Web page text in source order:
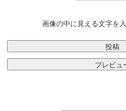
画像の中に見える文字を